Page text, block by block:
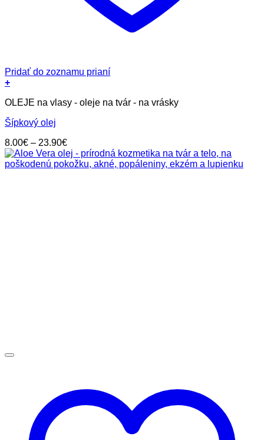
Pridať do zoznamu prianí
+
produkt
viacero
Možnosti
si
môžete
OLEJE na vlasy - oleje na tvár - na vrásky
Šípkový olej
8.00€ – 23.90€Price
range:
8.00€